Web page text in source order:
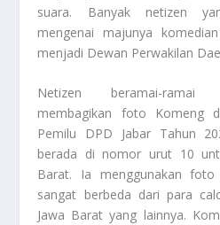
suara. Banyak netizen
mengenai majunya
menjadi Dewan Perwakilan
Netizen beramai-ramai
membagikan foto Komeng
Pemilu DPD Jabar Tahun
berada di nomor urut 10
Barat. Ia menggunakan
sangat berbeda dari para
Jawa Barat yang lainnya.